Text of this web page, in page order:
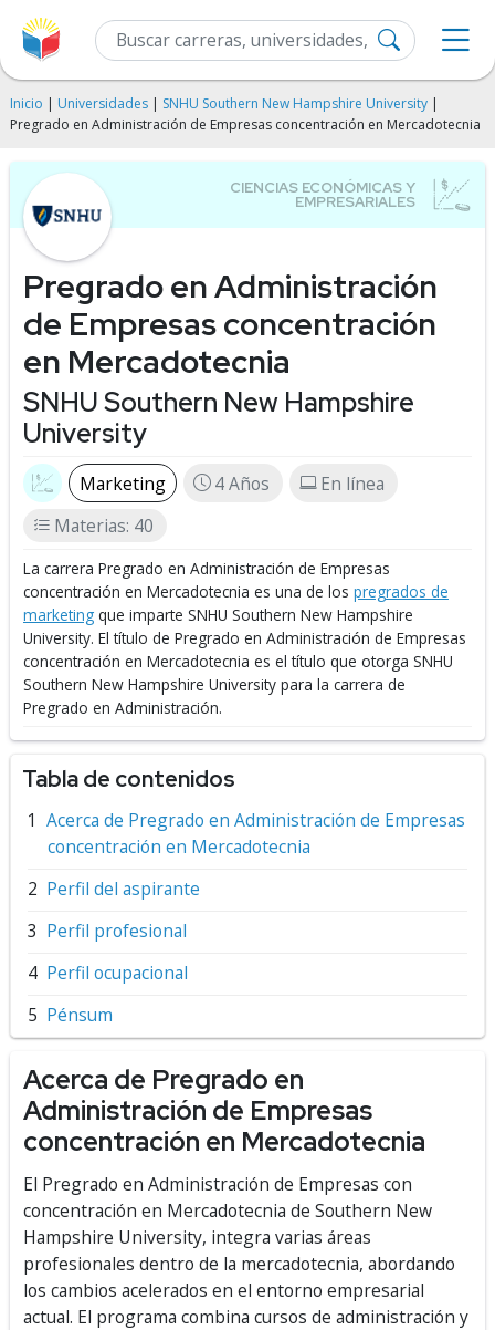
Inicio | Universidades | SNHU Southern New Hampshire University |
Pregrado en Administración de Empresas concentración en Mercadotecnia
Pregrado en Administración
de Empresas concentración
en Mercadotecnia
SNHU Southern New Hampshire
University
Marketing 4 Años
En línea
Materias: 40
La carrera Pregrado en Administración de Empresas
concentración en Mercadotecnia es una de los pregrados de
marketing que imparte SNHU Southern New Hampshire
University. El título de Pregrado en Administración de Empresas
concentración en Mercadotecnia es el título que otorga SNHU
Southern New Hampshire University para la carrera de
Pregrado en Administración.
Tabla de contenidos
Acerca de Pregrado en Administración de Empresas
concentración en Mercadotecnia
Perfil del aspirante
Perfil profesional
Perfil ocupacional
Pénsum
Acerca de Pregrado en
Administración de Empresas
concentración en Mercadotecnia
El Pregrado en Administración de Empresas con
concentración en Mercadotecnia de Southern New
Hampshire University, integra varias áreas
profesionales dentro de la mercadotecnia, abordando
los cambios acelerados en el entorno empresarial
actual. El programa combina cursos de administración y